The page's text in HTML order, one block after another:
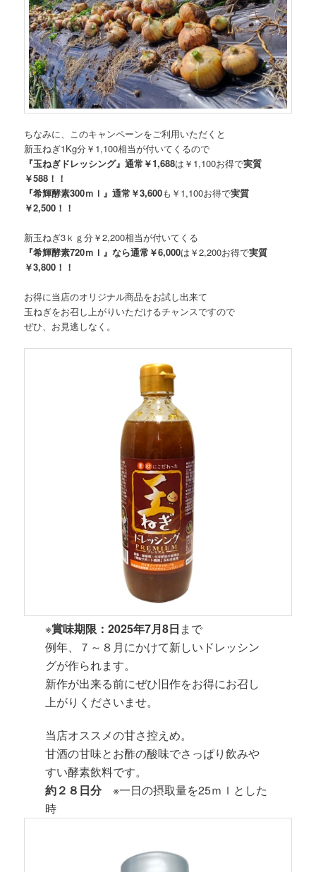
ちなみに、このキャンペーンをご利用いただくと
新玉ねぎ1Kg分￥1,100相当が付いてくるので
『玉ねぎドレッシング』通常￥1,688は￥1,100お得で実質
￥588！！
『希輝酵素300ｍｌ』通常￥3,600も￥1,100お得で実質
￥2,500！！
新玉ねぎ3ｋｇ分￥2,200相当が付いてくる
『希輝酵素720ｍｌ』なら通常￥6,000は￥2,200お得で実質
￥3,800！！
お得に当店のオリジナル商品をお試し出来て
玉ねぎをお召し上がりいただけるチャンスですので
ぜひ、お見逃しなく。
※賞味期限：2025年7月8日 まで
例年、７～８月にかけて新しいドレッシン
グが作られます。
新作が出来る前にぜひ旧作をお得にお召し
上がりくださいませ。
当店オススメの甘さ控えめ。
甘酒の甘味とお酢の酸味でさっぱり飲みや
すい酵素飲料です。
約２８日分※一日の摂取量を25ｍｌとした
時